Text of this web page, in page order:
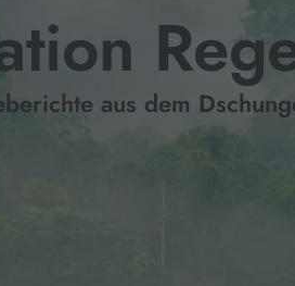
aus dem